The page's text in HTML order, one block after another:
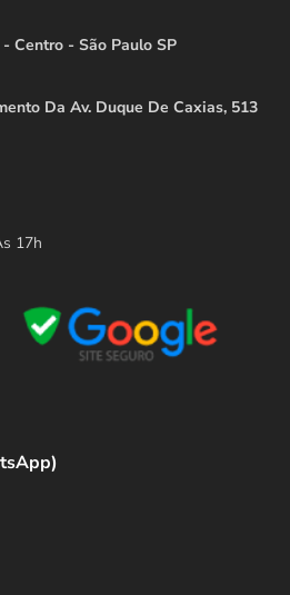
Centro - São Paulo SP
Da Av. Duque De Caxias, 513
17h